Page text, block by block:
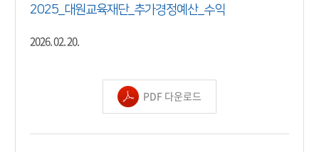
2025_대원교육재단_추가경정예산_수익
2026. 02. 20.
PDF 다운로드